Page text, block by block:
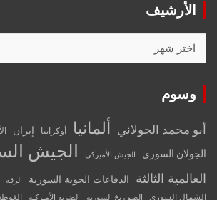
الأرشيف
وسوم
أبو محمد الجولاني ألمانيا أوكرانيا إيران
الجولان السوري الجيش الأميركي الجيش
العالمية الثالثة
الدفاعات الجوية السورية الرقة
الشمال السوري الصواريخ السورية الضربة الأميركية